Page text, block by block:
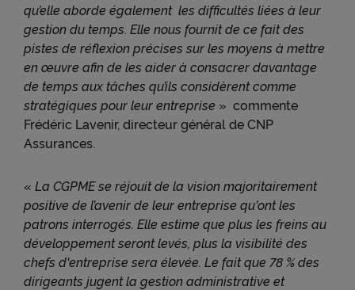
qu’elle aborde également les difficultés liées à leur
gestion du temps. Elle nous fournit de ce fait des
pistes de réflexion précises sur les moyens à mettre
en œuvre afin de les aider à consacrer davantage
de temps aux tâches qu’ils considèrent comme
stratégiques pour leur entreprise » commente
Frédéric Lavenir, directeur général de CNP
Assurances.
« La CGPME se réjouit de la vision majoritairement
positive de l’avenir de leur entreprise qu'ont les
patrons interrogés. Elle estime que plus les freins au
développement seront levés, plus la visibilité des
chefs d'entreprise sera élevée. Le fait que 78 % des
dirigeants jugent la gestion administrative et